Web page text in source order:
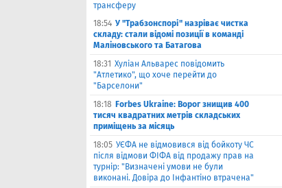
трансферу
18:54 У "Трабзонспорі" назріває чистка
складу: стали відомі позиції в команді
Малiновського та Батагова
18:31 Хуліан Альварес повідомить
"Атлетико", що хоче перейти до
"Барселони"
18:18 Forbes Ukraine: Ворог знищив 400
тисяч квадратних метрів складських
приміщень за місяць
18:05 УЄФА не відмовився від бойкоту ЧС
після відмови ФІФА від продажу прав на
турнір: "Визначені умови не були
виконані. Довіра до Інфантіно втрачена"